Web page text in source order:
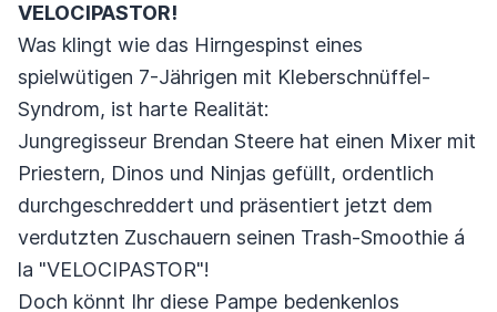
VELOCIPASTOR!
Was klingt wie das Hirngespinst eines
spielwütigen 7-Jährigen mit Kleberschnüffel-
Syndrom, ist harte Realität:
Jungregisseur Brendan Steere hat einen Mixer mit
Priestern, Dinos und Ninjas gefüllt, ordentlich
durchgeschreddert und präsentiert jetzt dem
verdutzten Zuschauern seinen Trash-Smoothie á
la "VELOCIPASTOR"!
Doch könnt Ihr diese Pampe bedenkenlos